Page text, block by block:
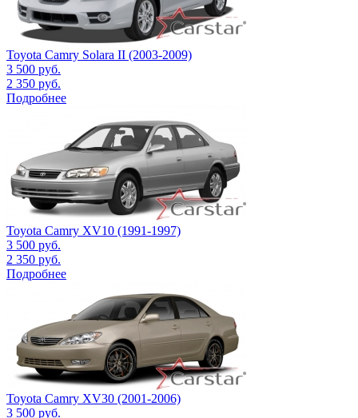
Toyota Camry Solara II (2003-2009)
3 500 руб.
2 350 руб.
Подробнее
Toyota Camry XV10 (1991-1997)
3 500 руб.
2 350 руб.
Подробнее
Toyota Camry XV30 (2001-2006)
3 500 руб.